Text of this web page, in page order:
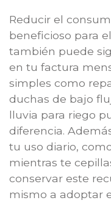
Reducir el
beneficioso para
también puede
en tu factura
simples como
duchas de bajo
lluvia para riego
diferencia.
tu uso diario,
mientras te
conservar este
mismo a adoptar